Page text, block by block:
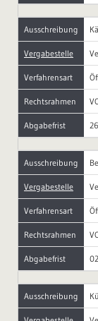
Ausschreibung
Vergabestelle
Verfahrensart
Rechtsrahmen
Abgabefrist
Ausschreibung
Vergabestelle
Verfahrensart
Rechtsrahmen
Abgabefrist
Ausschreibung